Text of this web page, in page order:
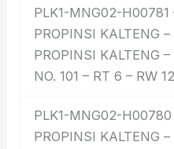
PLK1-MNG02-H00781
PROPINSI KALTENG
PROPINSI KALTENG
NO. 101 – RT 6 – RW
PLK1-MNG02-H00780
PROPINSI KALTENG